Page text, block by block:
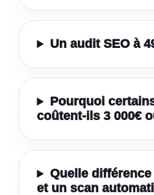
Un audit SEO à
Pourquoi
coûtent-ils 3 000€
Quelle
et un scan